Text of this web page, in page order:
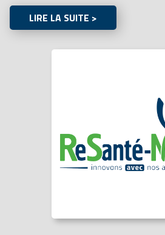
LIRE LA SUITE >